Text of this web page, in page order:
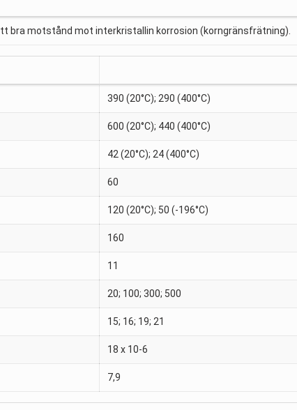
bra motstånd mot interkristallin korrosion (korngränsfrätning).
390 (20°C); 290 (400°C)
600 (20°C); 440 (400°C)
42 (20°C); 24 (400°C)
60
120 (20°C); 50 (-196°C)
160
11
20; 100; 300; 500
15; 16; 19; 21
18 x 10-6
7,9